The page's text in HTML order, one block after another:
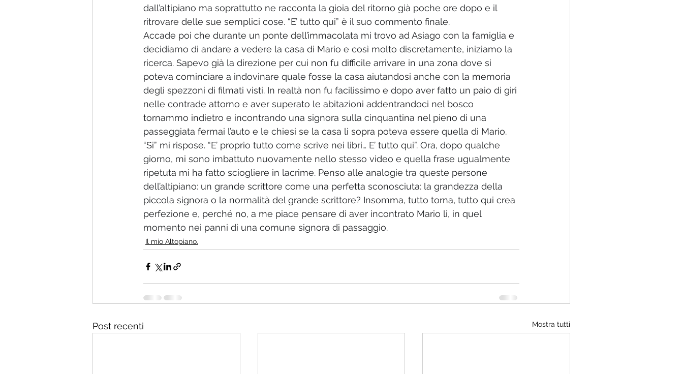
dall’altipiano ma soprattutto ne racconta la gioia del ritorno già poche ore dopo e il
ritrovare delle sue semplici cose. “E’ tutto qui” è il suo commento finale.
Accade poi che durante un ponte dell’immacolata mi trovo ad Asiago con la famiglia e
decidiamo di andare a vedere la casa di Mario e così molto discretamente, iniziamo la
ricerca. Sapevo già la direzione per cui non fu difficile arrivare in una zona dove si
poteva cominciare a indovinare quale fosse la casa aiutandosi anche con la memoria
degli spezzoni di filmati visti. In realtà non fu facilissimo e dopo aver fatto un paio di giri
nelle contrade attorno e aver superato le abitazioni addentrandoci nel bosco
tornammo indietro e incontrando una signora sulla cinquantina nel pieno di una
passeggiata fermai l’auto e le chiesi se la casa li sopra poteva essere quella di Mario.
“Si” mi rispose. “E’ proprio tutto come scrive nei libri… E’ tutto qui”. Ora, dopo qualche
giorno, mi sono imbattuto nuovamente nello stesso video e quella frase ugualmente
ripetuta mi ha fatto sciogliere in lacrime. Penso alle analogie tra queste persone
dell’altipiano: un grande scrittore come una perfetta sconosciuta: la grandezza della
piccola signora o la normalità del grande scrittore? Insomma, tutto torna, tutto qui crea
perfezione e, perché no, a me piace pensare di aver incontrato Mario li, in quel
momento nei panni di una comune signora di passaggio.
Il mio Altopiano.
Post recenti Mostra tutti